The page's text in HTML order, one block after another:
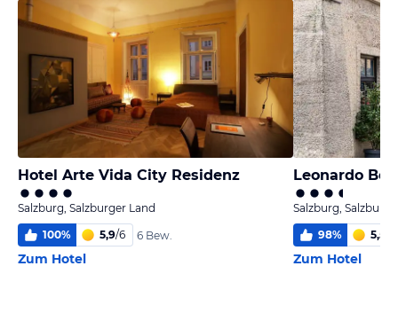
Hotel Arte Vida City Residenz
Salzburg, Salzburger Land
100% 5,9/6 6 Bew.
Zum Hotel
Salzburg,
98% 5,5
Zum Hotel